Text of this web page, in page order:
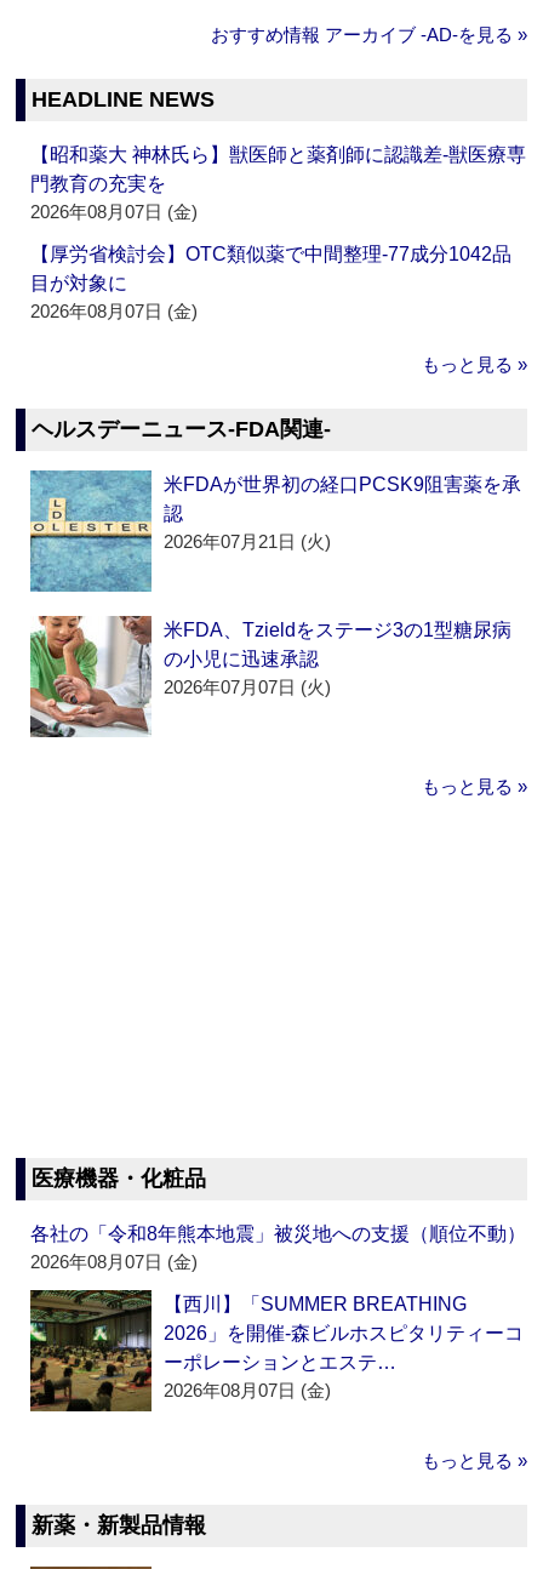
おすすめ情報 アーカイブ ‐AD‐を見る »
HEADLINE NEWS
【昭和薬大 神林氏ら】獣医師と薬剤師に認識差‐獣医療専
門教育の充実を
2026年08月07日 (金)
【厚労省検討会】OTC類似薬で中間整理‐77成分1042品
目が対象に
2026年08月07日 (金)
もっと見る »
ヘルスデーニュース‐FDA関連‐
米FDAが世界初の経口PCSK9阻害薬を承
認
2026年07月21日 (火)
米FDA、Tzieldをステージ3の1型糖尿病
の小児に迅速承認
2026年07月07日 (火)
もっと見る »
医療機器・化粧品
各社の「令和8年熊本地震」被災地への支援（順位不動）
2026年08月07日 (金)
【西川】「SUMMER BREATHING
2026」を開催‐森ビルホスピタリティーコ
ーポレーションとエステ…
2026年08月07日 (金)
もっと見る »
新薬・新製品情報